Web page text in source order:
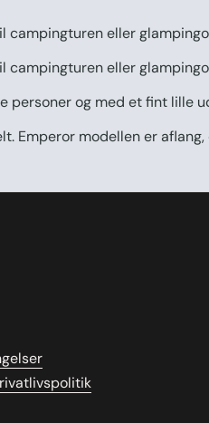
campingturen eller
campingturen eller
og med et fint lille
Emperor modellen er